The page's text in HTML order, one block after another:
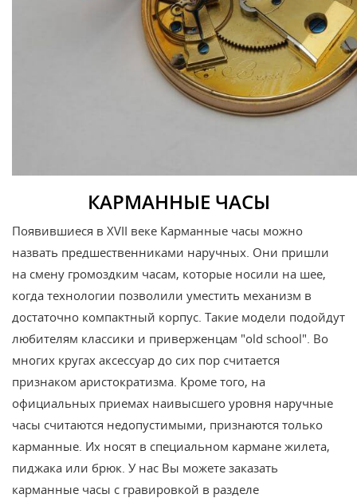
КАРМАННЫЕ ЧАСЫ
Появившиеся в XVII веке Карманные часы можно
назвать предшественниками наручных. Они пришли
на смену громоздким часам, которые носили на шее,
когда технологии позволили уместить механизм в
достаточно компактный корпус. Такие модели подойдут
любителям классики и приверженцам "old school". Во
многих кругах аксессуар до сих пор считается
признаком аристократизма. Кроме того, на
официальных приемах наивысшего уровня наручные
часы считаются недопустимыми, признаются только
карманные. Их носят в специальном кармане жилета,
пиджака или брюк. У нас Вы можете заказать
карманные часы с гравировкой в разделе